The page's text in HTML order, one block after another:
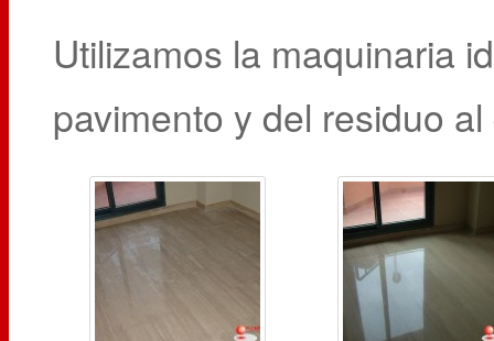
Utilizamos la maquinaria
pavimento y del residuo